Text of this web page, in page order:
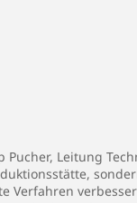
Leitung
Verfahren